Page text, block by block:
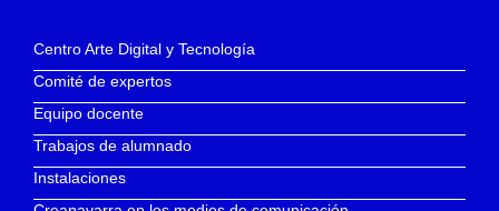
Centro Arte Digital y Tecnología
Comité de expertos
Equipo docente
Trabajos de alumnado
Instalaciones